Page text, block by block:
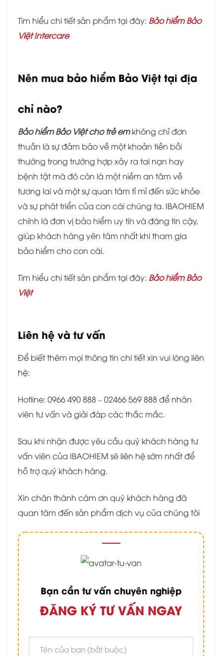
Tìm hiểu chi tiết sản phẩm tại đây: Bảo hiểm Bảo
Việt Intercare
Nên mua bảo hiểm Bảo Việt tại địa
chỉ nào?
Bảo hiểm Bảo Việt cho trẻ emkhông chỉ đơn
thuần là sự đảm bảo về một khoản tiền bồi
thường trong trường hợp xảy ra tai nạn hay
bệnh tật mà đó còn là một niềm an tâm về
tương lai và một sự quan tâm tỉ mỉ đến sức khỏe
và sự phát triển của con cái chúng ta. IBAOHIEM
chính là đơn vị bảo hiểm uy tín và đáng tin cậy,
giúp khách hàng yên tâm nhất khi tham gia
bảo hiểm cho con cái.
Tìm hiểu chi tiết sản phẩm tại đây: Bảo hiểm Bảo
Việt
Liên hệ và tư vấn
Để biết thêm mọi thông tin chi tiết xin vui lòng liên
hệ:
Hotline: 0966 490 888 – 02466 569 888 để nhân
viên tư vấn và giải đáp các thắc mắc.
Sau khi nhận được yêu cầu quý khách hàng tư
vấn viên của IBAOHIEM sẽ liên hệ sớm nhất để
hỗ trợ quý khách hàng.
Xin chân thành cám ơn quý khách hàng đã
quan tâm đến sản phẩm dịch vụ của chúng tôi
Bạn cần tư vấn chuyên nghiệp
ĐĂNG KÝ TƯ VẤN NGAY